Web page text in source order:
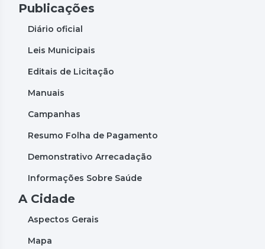
Publicações
Diário oficial
Leis Municipais
Editais de Licitação
Manuais
Campanhas
Resumo Folha de Pagamento
Demonstrativo Arrecadação
Informações Sobre Saúde
A Cidade
Aspectos Gerais
Mapa